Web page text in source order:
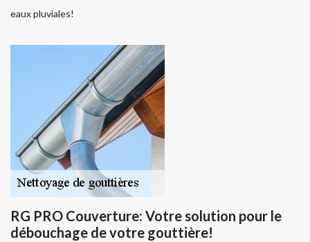
eaux pluviales!
RG PRO Couverture: Votre solution pour le
débouchage de votre gouttière!